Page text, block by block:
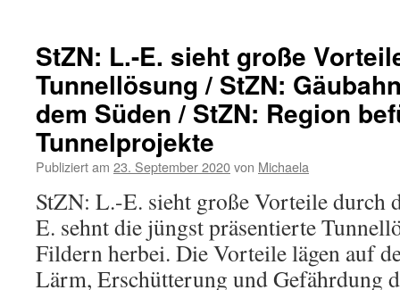
StZN: L.-E. sieht große
Tunnellösung / StZN:
dem Süden / StZN: Region
Tunnelprojekte
Publiziert am 23. September 2020von Michaela
StZN: L.-E. sieht große Vorteile durch
E. sehnt die jüngst präsentierte
Fildern herbei. Die Vorteile lägen auf
Lärm, Erschütterung und Gefährdung